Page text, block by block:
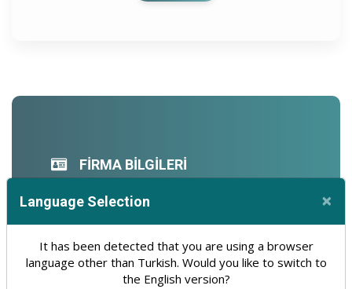
FİRMA BİLGİLERİ
Vergi Dairesi/Numarası: Setbaşı/1570957156
Language Selection ×
It has been detected that you are using a browser
language other than Turkish. Would you like to switch to
the English version?